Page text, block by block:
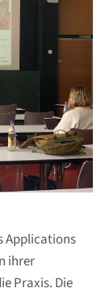
Applications
ihrer
Praxis. Die